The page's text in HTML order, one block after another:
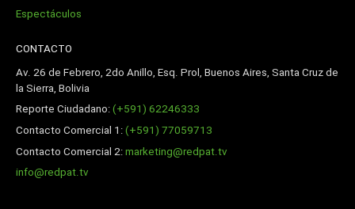
Espectáculos
CONTACTO
Av. 26 de Febrero, 2do Anillo, Esq. Prol, Buenos Aires, Santa Cruz de
la Sierra, Bolivia
Reporte Ciudadano:(+591) 62246333
Contacto Comercial 1:(+591) 77059713
Contacto Comercial 2:marketing@redpat.tv
info@redpat.tv